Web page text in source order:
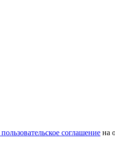
пользовательское соглашение на